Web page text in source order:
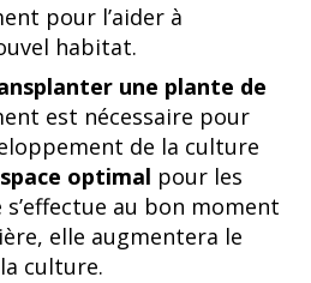
pour l’aider à
habitat.
une plante de
est nécessaire pour
de la culture
optimal pour les
s’effectue au bon moment
elle augmentera le
culture.